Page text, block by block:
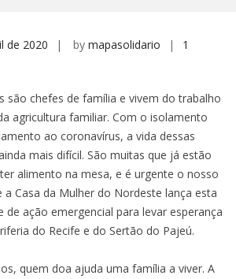
de 2020 by mapasolidario
1
são chefes de família e vivem do trabalho
agricultura familiar. Com o isolamento
ao coronavírus, a vida dessas
mais difícil. São muitas que já estão
alimento na mesa, e é urgente o nosso
a Casa da Mulher do Nordeste lança esta
de ação emergencial para levar esperança
do Recife e do Sertão do Pajeú.
quem doa ajuda uma família a viver. A